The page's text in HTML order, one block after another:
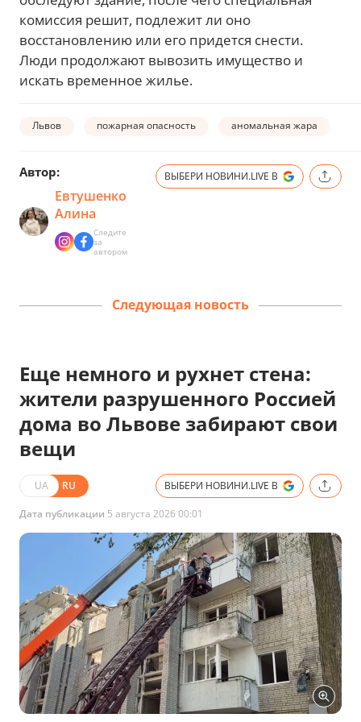
комиссия решит, подлежит ли оно
восстановлению или его придется снести.
Люди продолжают вывозить имущество и
искать временное жилье.
Львов пожарная опасность аномальная жара
Автор:
Евтушенко
Алина
Следите
за
автором
ВЫБЕРИ НОВИНИ.LIVE В
Следующая новость
Еще немного и рухнет стена:
жители разрушенного Россией
дома во Львове забирают свои
вещи
UA RU ВЫБЕРИ НОВИНИ.LIVE В
Дата публикации 5 августа 2026 00:01